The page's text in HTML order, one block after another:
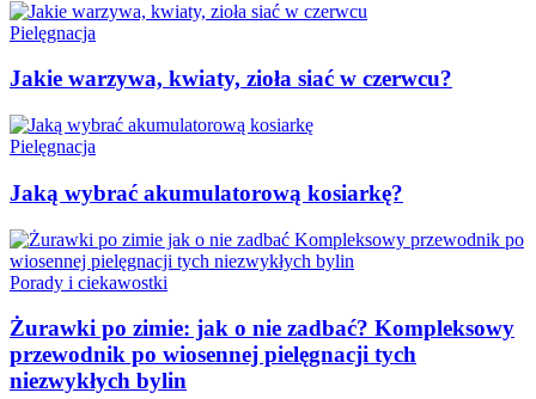
Pielęgnacja
Jakie warzywa, kwiaty, zioła siać w czerwcu?
Pielęgnacja
Jaką wybrać akumulatorową kosiarkę?
Porady i ciekawostki
Żurawki po zimie: jak o nie zadbać? Kompleksowy
przewodnik po wiosennej pielęgnacji tych
niezwykłych bylin